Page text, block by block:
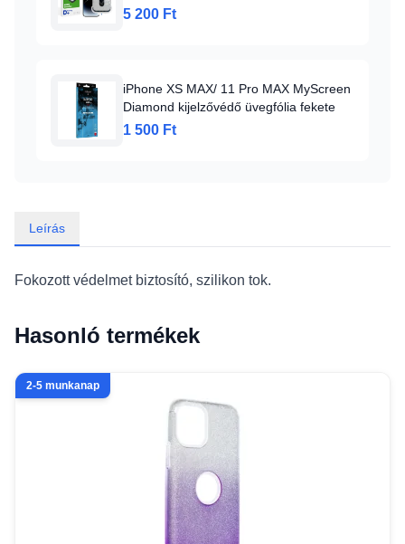
5 200 Ft
iPhone XS MAX/ 11 Pro MAX MyScreen
Diamond kijelzővédő üvegfólia fekete
1 500 Ft
Leírás
Fokozott védelmet biztosító, szilikon tok.
Hasonló termékek
2-5 munkanap